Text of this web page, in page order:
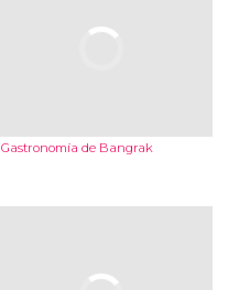
Gastronomía de Bangrak